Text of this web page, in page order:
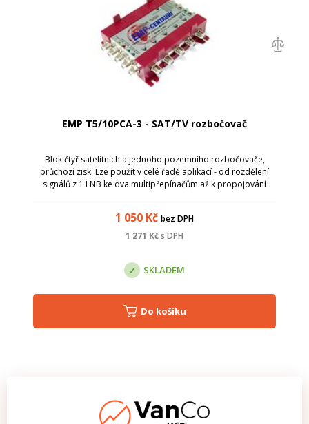
EMP T5/10PCA-3 - SAT/TV rozbočovač
Blok čtyř satelitních a jednoho pozemního rozbočovače,
průchozí zisk. Lze použít v celé řadě aplikací - od rozdělení
signálů z 1 LNB ke dva multipřepínačům až k propojování
1 050 Kč bez DPH
1 271 Kčs DPH
SKLADEM
Do košíku